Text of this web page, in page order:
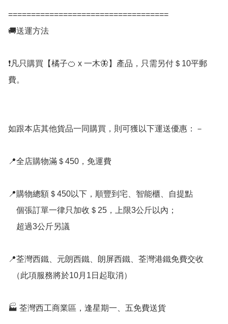
===================================
🚚送運方法
❗凡只購買【橘子🍊 x 一木🦋】產品，只需另付＄10平郵
費。
如跟本店其他貨品一同購買，則可獲以下運送優惠：－
📍全店購物滿＄450，免運費
📍購物總額＄450以下，順豐到宅、智能櫃、自提點
📍荃灣西鐵、元朗西鐵、朗屏西鐵、荃灣港鐵免費交收
🏭 荃灣西工商業區，逢星期一、五免費送貨